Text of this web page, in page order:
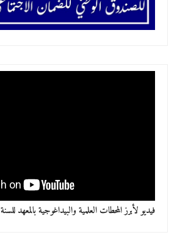
فيديو لأبرز المحطات العلمية والبيداغوجية بالمعهد للسنة 2023-2024